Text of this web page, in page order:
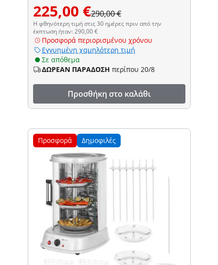
225,00 €290,00 €
Η φθηνότερη τιμή στις 30 ημέρες πριν από την
έκπτωση ήταν: 290,00 €
Προσφορά περιορισμένου χρόνου
Εγγυημένη χαμηλότερη τιμή
Σε απόθεμα
ΔΩΡΕΑΝ ΠΑΡΑΔΟΣΗ περίπου 20/8
Προσθήκη στο καλάθι
Προσφορά Δημοφιλές